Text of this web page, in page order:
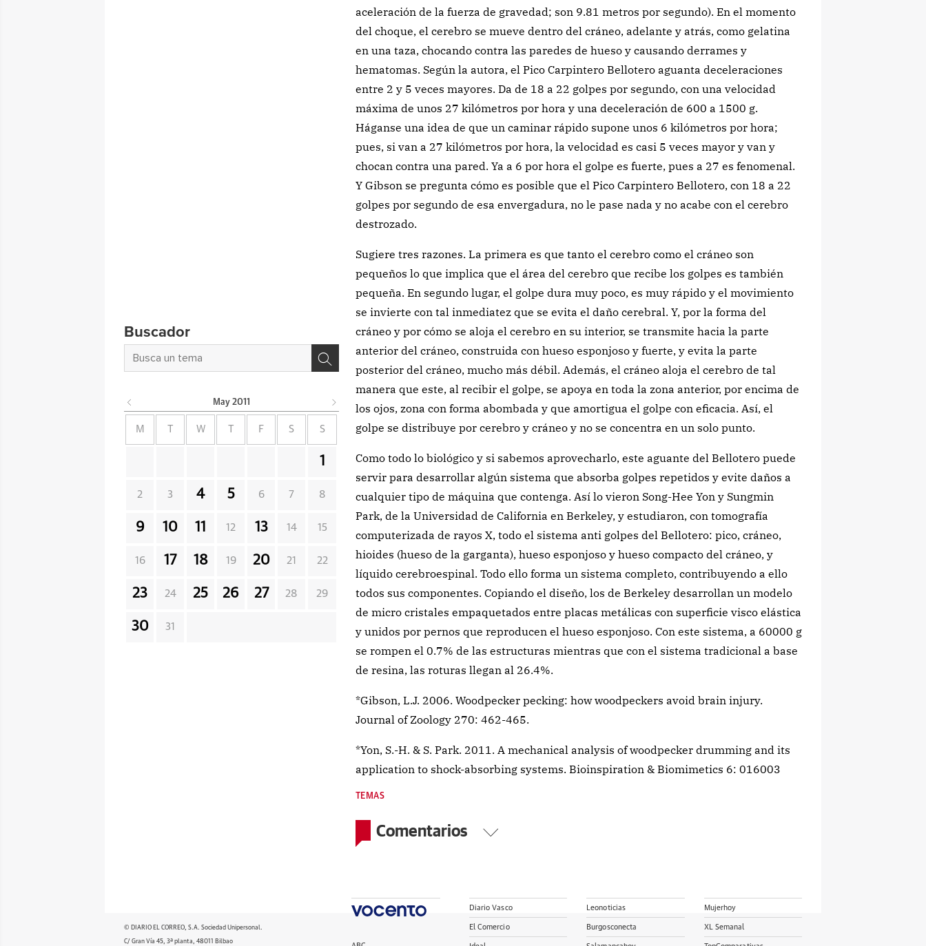
aceleración de la fuerza de gravedad; son 9.81 metros por segundo). En el momento
del choque, el cerebro se mueve dentro del cráneo, adelante y atrás, como gelatina
en una taza, chocando contra las paredes de hueso y causando derrames y
hematomas. Según la autora, el Pico Carpintero Bellotero aguanta deceleraciones
entre 2 y 5 veces mayores. Da de 18 a 22 golpes por segundo, con una velocidad
máxima de unos 27 kilómetros por hora y una deceleración de 600 a 1500 g.
Háganse una idea de que un caminar rápido supone unos 6 kilómetros por hora;
pues, si van a 27 kilómetros por hora, la velocidad es casi 5 veces mayor y van y
chocan contra una pared. Ya a 6 por hora el golpe es fuerte, pues a 27 es fenomenal.
Y Gibson se pregunta cómo es posible que el Pico Carpintero Bellotero, con 18 a 22
golpes por segundo de esa envergadura, no le pase nada y no acabe con el cerebro
destrozado.
Sugiere tres razones. La primera es que tanto el cerebro como el cráneo son
pequeños lo que implica que el área del cerebro que recibe los golpes es también
pequeña. En segundo lugar, el golpe dura muy poco, es muy rápido y el movimiento
se invierte con tal inmediatez que se evita el daño cerebral. Y, por la forma del
cráneo y por cómo se aloja el cerebro en su interior, se transmite hacia la parte
anterior del cráneo, construida con hueso esponjoso y fuerte, y evita la parte
posterior del cráneo, mucho más débil. Además, el cráneo aloja el cerebro de tal
manera que este, al recibir el golpe, se apoya en toda la zona anterior, por encima de
los ojos, zona con forma abombada y que amortigua el golpe con eficacia. Así, el
golpe se distribuye por cerebro y cráneo y no se concentra en un solo punto.
Como todo lo biológico y si sabemos aprovecharlo, este aguante del Bellotero puede
servir para desarrollar algún sistema que absorba golpes repetidos y evite daños a
cualquier tipo de máquina que contenga. Así lo vieron Song-Hee Yon y Sungmin
Park, de la Universidad de California en Berkeley, y estudiaron, con tomografía
computerizada de rayos X, todo el sistema anti golpes del Bellotero: pico, cráneo,
hioides (hueso de la garganta), hueso esponjoso y hueso compacto del cráneo, y
líquido cerebroespinal. Todo ello forma un sistema completo, contribuyendo a ello
todos sus componentes. Copiando el diseño, los de Berkeley desarrollan un modelo
de micro cristales empaquetados entre placas metálicas con superficie visco elástica
y unidos por pernos que reproducen el hueso esponjoso. Con este sistema, a 60000 g
se rompen el 0.7% de las estructuras mientras que con el sistema tradicional a base
de resina, las roturas llegan al 26.4%.
*Gibson, L.J. 2006. Woodpecker pecking: how woodpeckers avoid brain injury.
Journal of Zoology 270: 462-465.
*Yon, S.-H. & S. Park. 2011. A mechanical analysis of woodpecker drumming and its
application to shock-absorbing systems. Bioinspiration & Biomimetics 6: 016003
TEMAS
Comentarios
Buscador
May 2011
M W F S S
1
2 3 4 5 6 7 8
9 10 11 12 13 14 15
16 17 18 19 20 21 22
23 24 25 26 27 28 29
30 31
© DIARIO EL CORREO, S.A. Sociedad Unipersonal.
C/ Gran Vía 45, 3ª planta, 48011 Bilbao
Diario Vasco
El Comercio
Leonoticias
Burgosconecta
Mujerhoy
XL Semanal